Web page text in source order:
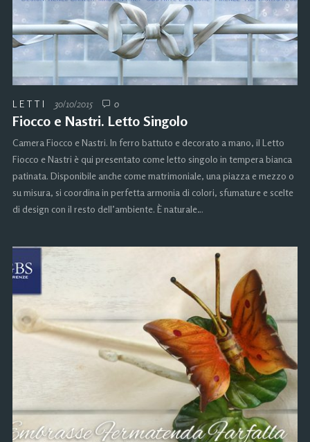
LETTI 30/10/2015 0
Fiocco e Nastri. Letto Singolo
Camera Fiocco e Nastri. In ferro battuto e decorato a mano, il Letto
Fiocco e Nastri è qui presentato come letto singolo in tempera bianca
patinata. Disponibile anche come matrimoniale, una piazza e mezzo o
su misura, si coordina in perfetta armonia di colori, sfumature e scelte
di design con il resto dell’ambiente. È naturale…